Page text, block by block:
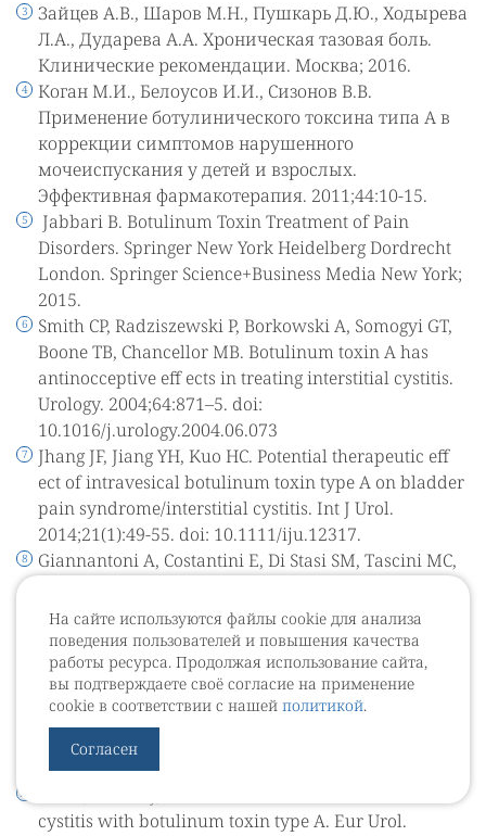
На сайте используются файлы cookie для анализа
поведения пользователей и повышения качества
работы ресурса. Продолжая использование сайта,
вы подтверждаете своё согласие на применение
cookie в соответствии с нашей политикой.
Согласен
Зайцев А.В., Шаров М.Н., Пушкарь Д.Ю., Ходырева
Л.А., Дударева А.А. Хроническая тазовая боль.
Клинические рекомендации. Москва; 2016.
Коган М.И., Белоусов И.И., Сизонов В.В.
Применение ботулинического токсина типа А в
коррекции симптомов нарушенного
мочеиспускания у детей и взрослых.
Эффективная фармакотерапия. 2011;44:10-15.
Jabbari B. Botulinum Toxin Treatment of Pain
Disorders. Springer New York Heidelberg Dordrecht
London. Springer Science+Business Media New York;
2015.
Smith CP, Radziszewski P, Borkowski A, Somogyi GT,
Boone TB, Chancellor MB. Botulinum toxin A has
antinocceptive eff ects in treating interstitial cystitis.
Urology. 2004;64:871–5. doi:
10.1016/j.urology.2004.06.073
Jhang JF, Jiang YH, Kuo HC. Potential therapeutic eff
ect of intravesical botulinum toxin type A on bladder
pain syndrome/interstitial cystitis. Int J Urol.
2014;21(1):49-55. doi: 10.1111/iju.12317.
Giannantoni A, Costantini E, Di Stasi SM, Tascini MC,
injections in the treatment of painful bladder
syndrome: a pilot study. Eur Urol. 2006;49:704. doi:
10.1016/j.eururo.2005.12.002
Ramsay AK, Small DR, Conn IG. Intravesical
botulinum toxin type A in chronic interstitial cystitis:
results of a pilot study. Surgeon. 2007;5(6):331–3. doi:
10.1016/ S1479-666X(07)80084-9
cystitis with botulinum toxin type A. Eur Urol.